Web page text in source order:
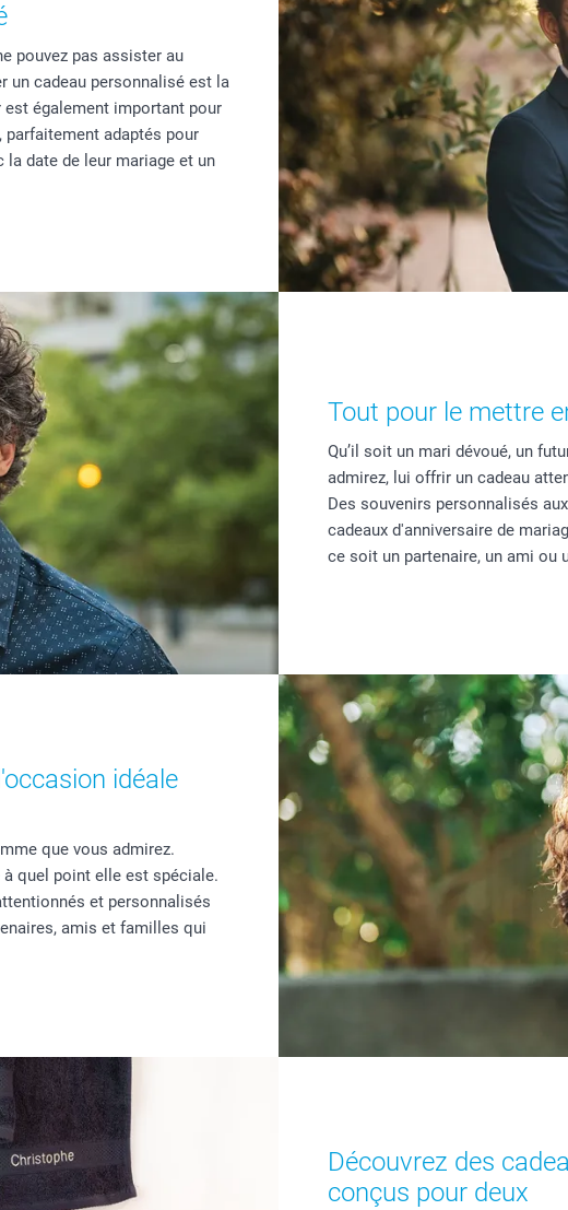
pouvez pas assister au
un cadeau personnalisé est la
également important pour
adaptés pour
la date de leur mariage et un
Tout pour le mettre
Qu’il soit un mari dévoué, un
admirez, lui offrir un cadeau
Des souvenirs personnalisés
cadeaux d'anniversaire de
ce soit un partenaire, un ami ou
idéale
que vous admirez.
quel point elle est spéciale.
et personnalisés
amis et familles qui
Découvrez des
conçus pour deux